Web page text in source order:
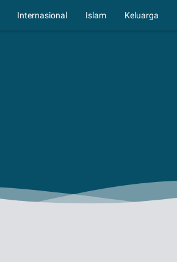
Internasional Islam Keluarga